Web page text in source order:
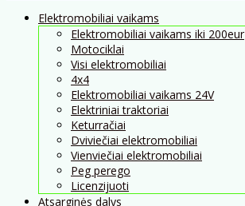
Elektromobiliai vaikams
Elektromobiliai vaikams iki 200eur
Motociklai
Visi elektromobiliai
4x4
Elektromobiliai vaikams 24V
Elektriniai traktoriai
Keturračiai
Dviviečiai elektromobiliai
Vienviečiai elektromobiliai
Peg perego
Licenzijuoti
Atsarginės dalys